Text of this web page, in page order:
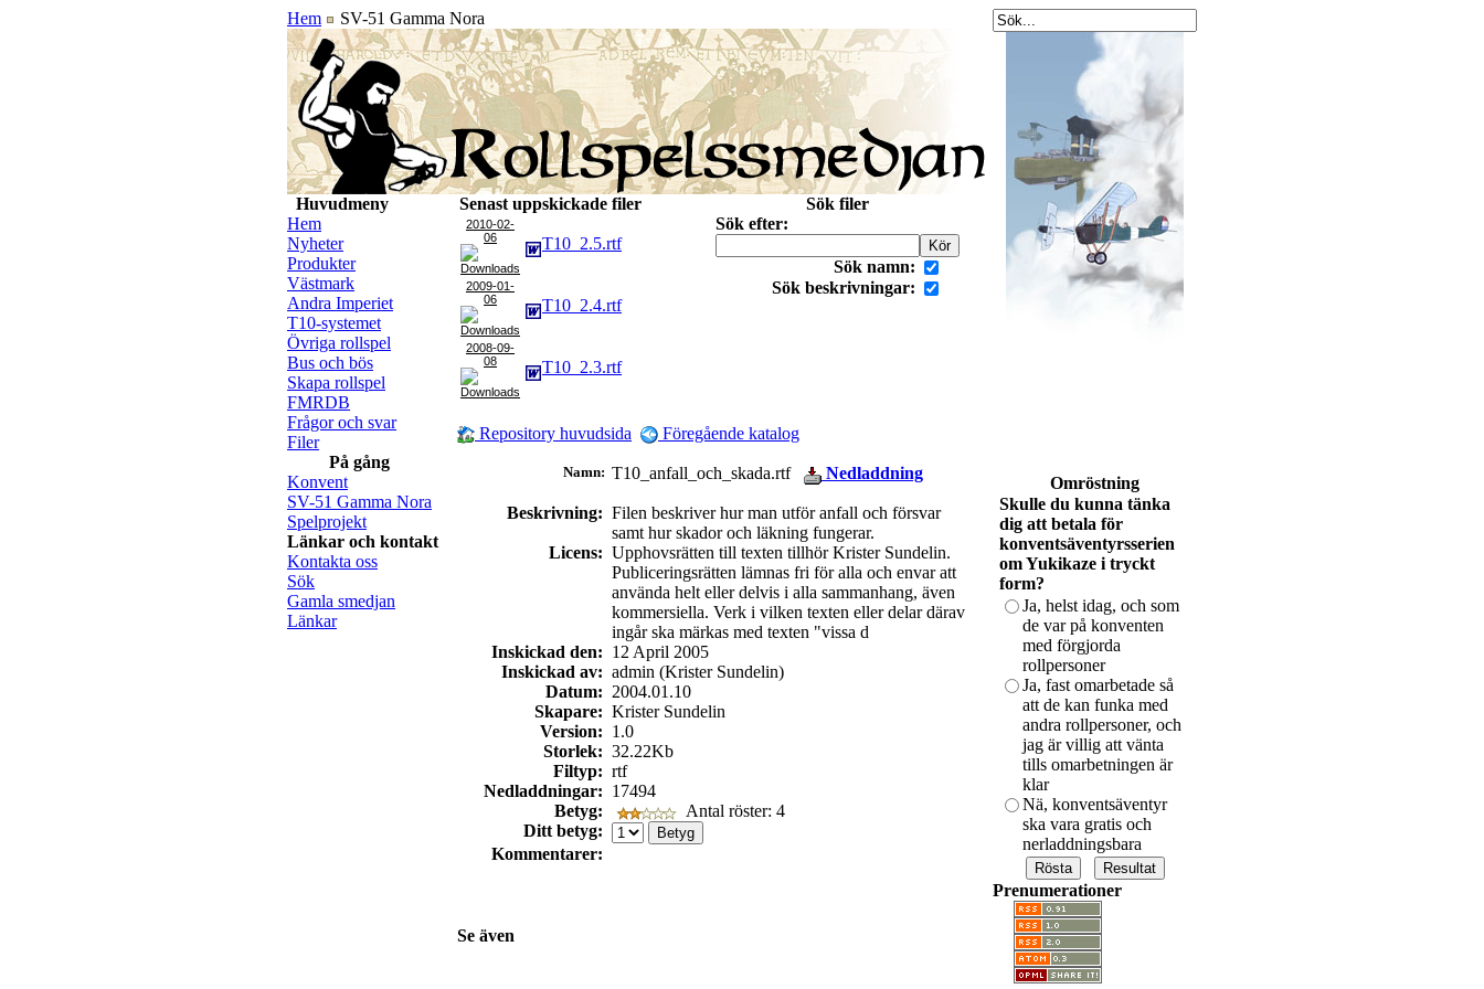
Hem SV-51 Gamma Nora
Huvudmeny
Hem
Nyheter
Produkter
Västmark
Andra Imperiet
T10-systemet
Övriga rollspel
Bus och bös
Skapa rollspel
FMRDB
Frågor och svar
Filer
På gång
Konvent
SV-51 Gamma Nora
Spelprojekt
Länkar och kontakt
Kontakta oss
Sök
Gamla smedjan
Länkar
Senast uppskickade filer
2010-02-
06
T10_2.5.rtf
2009-01-
06
T10_2.4.rtf
2008-09-
08
T10_2.3.rtf
Sök filer
Sök efter:
Sök namn:
Sök beskrivningar:
Repository huvudsida Föregående katalog
Namn: T10_anfall_och_skada.rtf Nedladdning
Beskrivning: Filen beskriver hur man utför anfall och försvar
samt hur skador och läkning fungerar.
Licens: Upphovsrätten till texten tillhör Krister Sundelin.
Publiceringsrätten lämnas fri för alla och envar att
använda helt eller delvis i alla sammanhang, även
kommersiella. Verk i vilken texten eller delar därav
ingår ska märkas med texten "vissa d
Inskickad den: 12 April 2005
Inskickad av: admin (Krister Sundelin)
Datum: 2004.01.10
Skapare: Krister Sundelin
Version: 1.0
Storlek: 32.22Kb
Filtyp: rtf
Nedladdningar: 17494
Betyg:
Antal röster: 4
Ditt betyg:
Kommentarer:
Se även
Omröstning
Skulle du kunna tänka
dig att betala för
konventsäventyrsserien
om Yukikaze i tryckt
form?
Ja, helst idag, och som
de var på konventen
med förgjorda
rollpersoner
Ja, fast omarbetade så
att de kan funka med
andra rollpersoner, och
jag är villig att vänta
tills omarbetningen är
klar
Nä, konventsäventyr
ska vara gratis och
nerladdningsbara
Prenumerationer